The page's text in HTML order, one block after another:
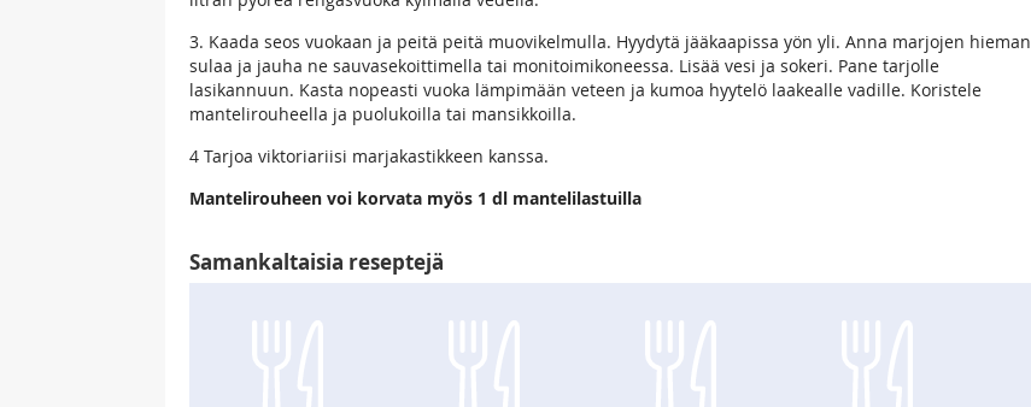
3. Kaada seos vuokaan ja peitä peitä muovikelmulla. Hyydytä jääkaapissa yön yli. Anna marjojen hieman
sulaa ja jauha ne sauvasekoittimella tai monitoimikoneessa. Lisää vesi ja sokeri. Pane tarjolle
lasikannuun. Kasta nopeasti vuoka lämpimään veteen ja kumoa hyytelö laakealle vadille. Koristele
mantelirouheella ja puolukoilla tai mansikkoilla.
4 Tarjoa viktoriariisi marjakastikkeen kanssa.
Mantelirouheen voi korvata myös 1 dl mantelilastuilla
Samankaltaisia reseptejä